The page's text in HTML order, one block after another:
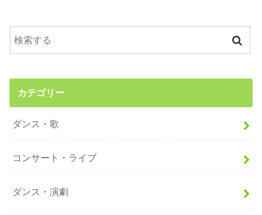
カテゴリー
ダンス・歌
コンサート・ライブ
ダンス・演劇